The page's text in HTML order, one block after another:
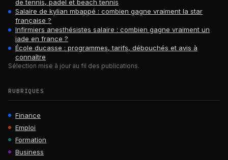
de tennis, padel et beach tennis
Salaire de kylian mbappé : combien gagne vraiment la star
française ?
Infirmiers anesthésistes salaire : combien gagne vraiment un
iade en france ?
École ducasse : programmes, tarifs, débouchés et avis à
connaître
Sélection mise à jour au fil des publications.
RUBRIQUES
Finance
Emploi
Formation
Business